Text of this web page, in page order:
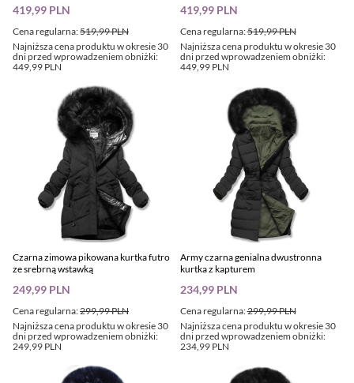
Cena regularna:519,99 PLN
419,99 PLN
Najniższa cena produktu w okresie 30
dni przed wprowadzeniem obniżki:
449,99 PLN
Cena regularna:519,99 PLN
419,99 PLN
Najniższa cena produktu w okresie 30
dni przed wprowadzeniem obniżki:
449,99 PLN
Czarna zimowa pikowana kurtka futro
ze srebrną wstawką
Cena regularna:299,99 PLN
249,99 PLN
Najniższa cena produktu w okresie 30
dni przed wprowadzeniem obniżki:
249,99 PLN
Army czarna genialna dwustronna
kurtka z kapturem
Cena regularna:299,99 PLN
234,99 PLN
Najniższa cena produktu w okresie 30
dni przed wprowadzeniem obniżki:
234,99 PLN